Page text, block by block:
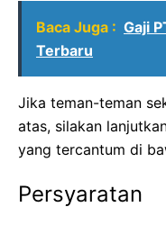
Baca Juga : Gaji
Terbaru
Jika teman-teman
atas, silakan
yang tercantum di
Persyaratan